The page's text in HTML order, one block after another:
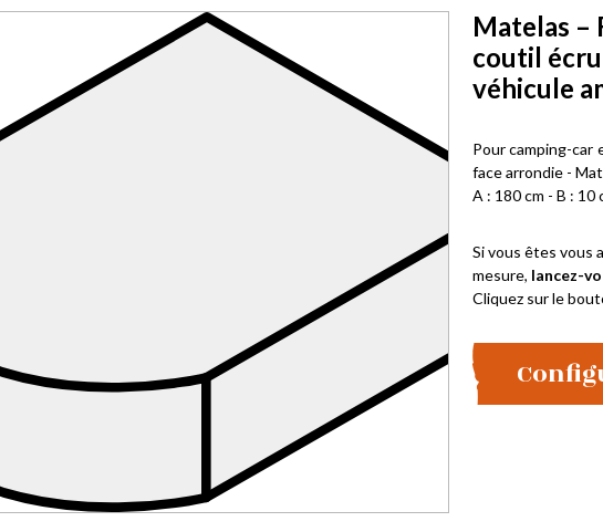
Matelas –
coutil
véhicule
Pour camping-car
face arrondie -
A : 180 cm - B : 10
Si vous êtes vous
mesure, lancez-
Cliquez sur le